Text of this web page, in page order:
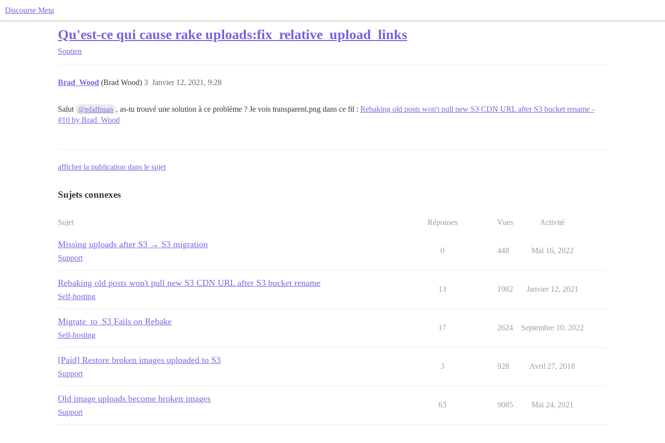
Discourse Meta
Qu'est-ce qui cause rake uploads:fix_relative_upload_links
Soutien
Brad_Wood (Brad Wood) Janvier 12, 2021, 9:28
3
Salut @pfaffman , as-tu trouvé une solution à ce problème ? Je vois transparent.png dans ce fil :Rebaking old posts won't pull new S3 CDN URL after S3 bucket rename -
#10 by Brad_Wood
afficher la publication dans le sujet
Sujets connexes
Sujet Réponses Vues Activité
Missing uploads after S3 → S3 migration
Support
0 448 Mai 16, 2022
Rebaking old posts won't pull new S3 CDN URL after S3 bucket rename
Self-hosting
13 1982 Janvier 12, 2021
Migrate_to_S3 Fails on Rebake
Self-hosting
17 2624 Septembre 10, 2022
[Paid] Restore broken images uploaded to S3
Support
3 928 Avril 27, 2018
Old image uploads become broken images
Support
63 9085 Mai 24, 2021